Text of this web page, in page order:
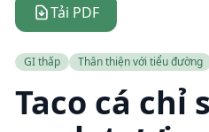
Tải PDF
GI thấp Thân thiện với tiểu đường
Taco cá chỉ